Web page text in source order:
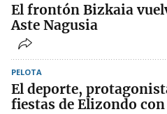
El frontón Bizkaia
Aste Nagusia
PELOTA
El deporte,
fiestas de Elizondo con